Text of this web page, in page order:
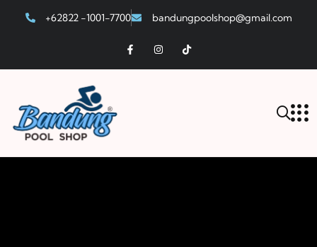
+62822 -1001-7700 bandungpoolshop@gmail.com